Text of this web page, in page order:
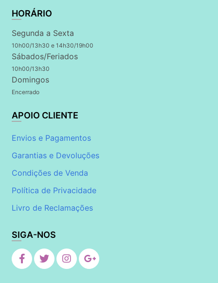
HORÁRIO
Segunda a Sexta
10h00/13h30 e 14h30/19h00
Sábados/Feriados
10h00/13h30
Domingos
Encerrado
APOIO CLIENTE
Envios e Pagamentos
Garantias e Devoluções
Condições de Venda
Política de Privacidade
Livro de Reclamações
SIGA-NOS